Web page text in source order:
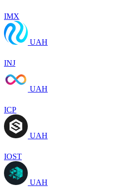
IMX
UAH
INJ
UAH
ICP
UAH
IOST
UAH